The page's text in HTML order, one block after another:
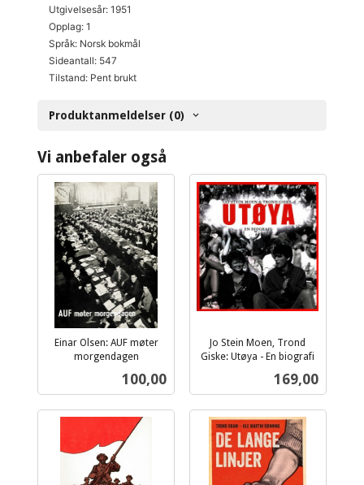
Utgivelsesår: 1951
Opplag: 1
Språk: Norsk bokmål
Sideantall: 547
Tilstand: Pent brukt
Produktanmeldelser (0)
Vi anbefaler også
Einar Olsen: AUF møter
morgendagen
Pris
100,00
Jo Stein Moen, Trond
Giske: Utøya - En biografi
Pris
169,00